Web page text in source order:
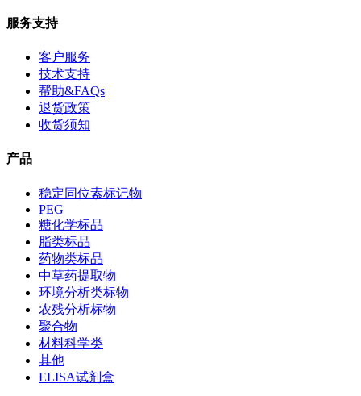
服务支持
客户服务
技术支持
帮助&FAQs
退货政策
收货须知
产品
稳定同位素标记物
PEG
糖化学标品
脂类标品
药物类标品
中草药提取物
环境分析类标物
农残分析标物
聚合物
材料科学类
其他
ELISA试剂盒